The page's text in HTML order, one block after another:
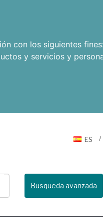
con los siguientes
y servicios y
ES
Busqueda avanzada